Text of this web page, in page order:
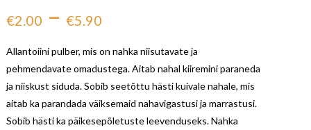
€2.00 – €5.90
Allantoiini pulber, mis on nahka niisutavate ja
pehmendavate omadustega. Aitab nahal kiiremini paraneda
ja niiskust siduda. Sobib seetõttu hästi kuivale nahale, mis
aitab ka parandada väiksemaid nahavigastusi ja marrastusi.
Sobib hästi ka päikesepõletuste leevenduseks. Nahka